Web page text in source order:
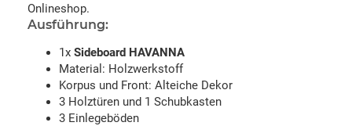
Onlineshop.
Ausführung:
1x Sideboard HAVANNA
Material: Holzwerkstoff
Korpus und Front: Alteiche Dekor
3 Holztüren und 1 Schubkasten
3 Einlegeböden